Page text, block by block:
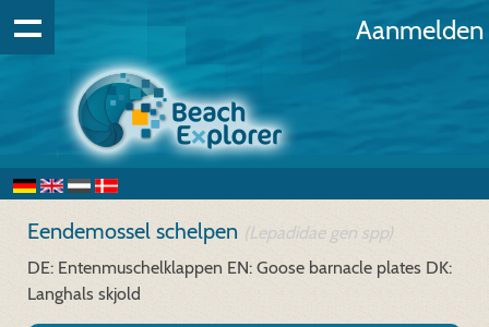
Aanmelden
Eendemossel schelpen (Lepadidae gen spp)
DE: Entenmuschelklappen EN: Goose barnacle plates DK:
Langhals skjold